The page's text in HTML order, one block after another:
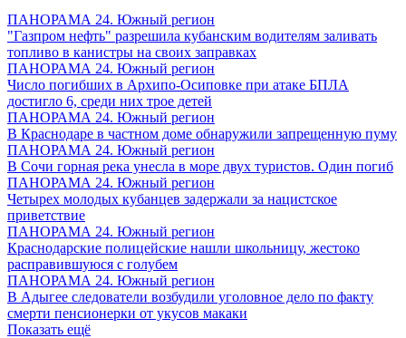
ПАНОРАМА 24. Южный регион
"Газпром нефть" разрешила кубанским водителям заливать
топливо в канистры на своих заправках
ПАНОРАМА 24. Южный регион
Число погибших в Архипо-Осиповке при атаке БПЛА
достигло 6, среди них трое детей
ПАНОРАМА 24. Южный регион
В Краснодаре в частном доме обнаружили запрещенную пуму
ПАНОРАМА 24. Южный регион
В Сочи горная река унесла в море двух туристов. Один погиб
ПАНОРАМА 24. Южный регион
Четырех молодых кубанцев задержали за нацистское
приветствие
ПАНОРАМА 24. Южный регион
Краснодарские полицейские нашли школьницу, жестоко
расправившуюся с голубем
ПАНОРАМА 24. Южный регион
В Адыгее следователи возбудили уголовное дело по факту
смерти пенсионерки от укусов макаки
Показать ещё